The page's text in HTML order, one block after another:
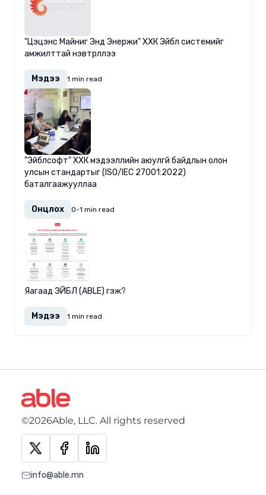
"Цэцэнс Майниг Энд Энержи" ХХК Эйбл системийг
амжилттай нэвтрүүллээ
Мэдээ 1 min read
"Эйблсофт" ХХК мэдээллийн аюулгүй байдлын олон
улсын стандартыг (ISO/IEC 27001:2022)
баталгаажууллаа
Онцлох 0-1 min read
Яагаад ЭЙБЛ (ABLE) гэж?
Мэдээ 1 min read
©2026Able, LLC. All rights reserved
info@able.mn